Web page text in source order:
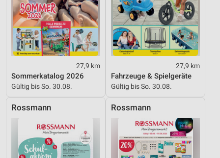
27,9 km
Sommerkatalog 2026
Gültig bis So. 30.08.
27,9 km
Fahrzeuge & Spielgeräte
Gültig bis So. 30.08.
Rossmann Rossmann
Funktional
Werbung